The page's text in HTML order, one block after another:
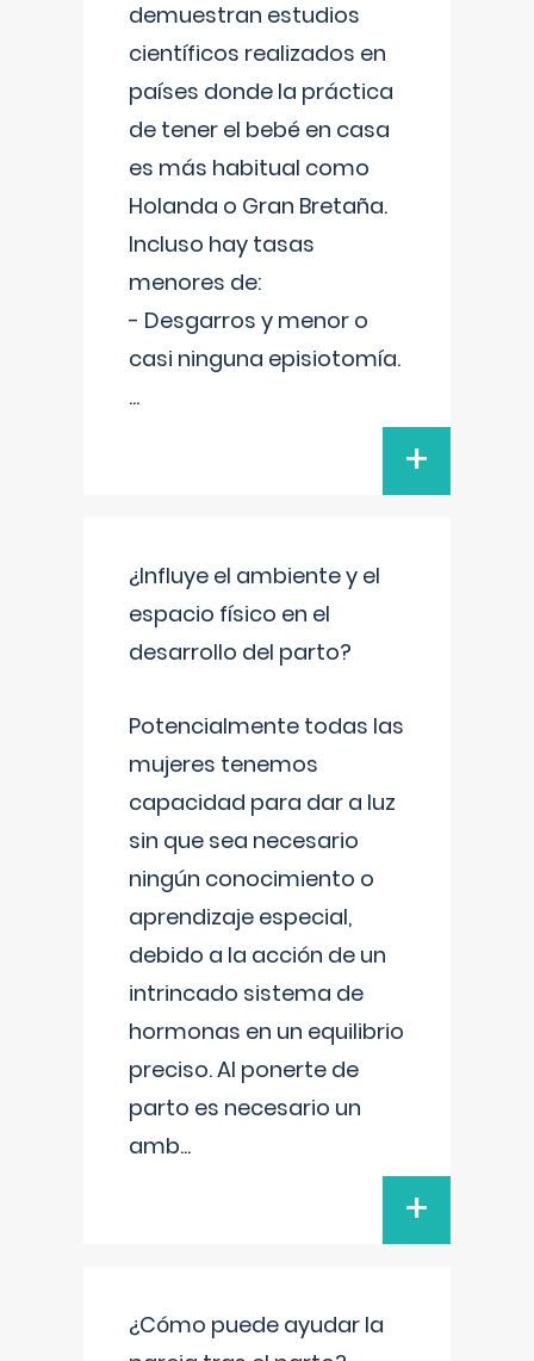
demuestran estudios
científicos realizados en
países donde la práctica
de tener el bebé en casa
es más habitual como
Holanda o Gran Bretaña.
Incluso hay tasas
menores de:
- Desgarros y menor o
casi ninguna episiotomía.
...
+
¿Influye el ambiente y el
espacio físico en el
desarrollo del parto?
Potencialmente todas las
mujeres tenemos
capacidad para dar a luz
sin que sea necesario
ningún conocimiento o
aprendizaje especial,
debido a la acción de un
intrincado sistema de
hormonas en un equilibrio
preciso. Al ponerte de
parto es necesario un
amb...
+
¿Cómo puede ayudar la